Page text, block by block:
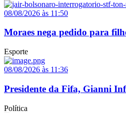
08/08/2026 às 11:50
Moraes nega pedido para
Esporte
08/08/2026 às 11:36
Presidente da Fifa, Gianni
Política